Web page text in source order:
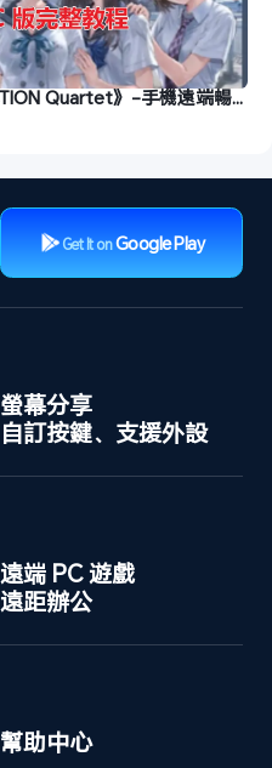
《少女們的奇跡 BLUE REFLECTION Quartet》-手機遠端暢玩教程
Get It onGoogle Play
螢幕分享
自訂按鍵、支援外設
遠端 PC 遊戲
遠距辦公
幫助中心